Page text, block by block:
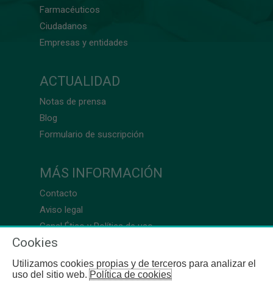
Farmacéuticos
Ciudadanos
Empresas y entidades
ACTUALIDAD
Notas de prensa
Blog
Formulario de suscripción
MÁS INFORMACIÓN
Contacto
Aviso legal
Canal Ético y Política de uso
Cookies
Utilizamos cookies propias y de terceros para analizar el
uso del sitio web.Política de cookies